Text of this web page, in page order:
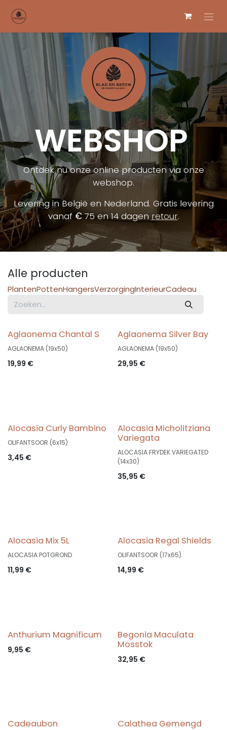
WEBSHOP
Ontdek nu onze online producten via onze
webshop.
Levering in België en Nederland. Gratis levering
vanaf €75 en 14 dagenretour.
Alle producten
PlantenPottenHangersVerzorgingInterieurCadeau
Aglaonema Chantal S
AGLAONEMA (19x50)
19,99 €
Aglaonema Silver Bay
AGLAONEMA (19x50)
29,95 €
Alocasia Curly Bambino
OLIFANTSOOR (6x15)
3,45 €
Alocasia Micholitziana
Variegata
ALOCASIA FRYDEK VARIEGATED
(14x30)
35,95 €
Alocasia Mix 5L
ALOCASIA POTGROND
11,99 €
Alocasia Regal Shields
OLIFANTSOOR (17x65)
14,99 €
Anthurium Magnificum
9,95 €
Begonia Maculata
Mosstok
32,95 €
Cadeaubon Calathea Gemengd